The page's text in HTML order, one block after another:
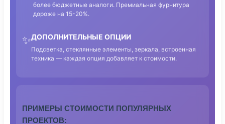
более бюджетные аналоги. Премиальная фурнитура
дороже на 15-20%.
✨ДОПОЛНИТЕЛЬНЫЕ ОПЦИИ
Подсветка, стеклянные элементы, зеркала, встроенная
техника — каждая опция добавляет к стоимости.
ПРИМЕРЫ СТОИМОСТИ ПОПУЛЯРНЫХ
ПРОЕКТОВ: